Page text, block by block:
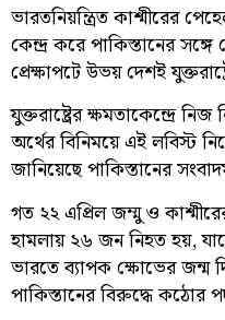
ভারতনিয়ন্ত্রিত কাশ্মীরের
কেন্দ্র করে পাকিস্তানের
প্রেক্ষাপটে উভয় দেশই
যুক্তরাষ্ট্রের ক্ষমতাকেন্দ্রে
অর্থের বিনিময়ে এই লবিস্ট
জানিয়েছে পাকিস্তানের
গত ২২ এপ্রিল জম্মু ও
হামলায় ২৬ জন নিহত হয়,
ভারতে ব্যাপক ক্ষোভের জন্ম
পাকিস্তানের বিরুদ্ধে কঠোর